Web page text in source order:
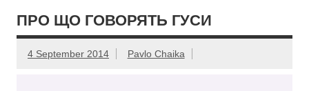
ПРО ЩО ГОВОРЯТЬ ГУСИ
4 September 2014 Pavlo Chaika